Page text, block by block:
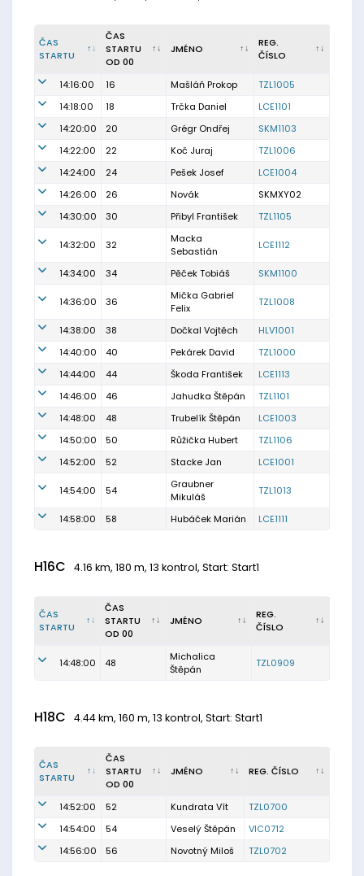
ČAS
STARTU
ČAS
STARTU
OD 00
JMÉNO
REG.
ČÍSLO
14:16:00 16 Mašláň Prokop
TZL1005
14:18:00
18 Trčka Daniel
LCE1101
14:20:00
20 Grégr Ondřej
SKM1103
14:22:00
22 Koč Juraj
TZL1006
14:24:00
24 Pešek Josef
LCE1004
14:26:00
26 Novák
SKMXY02
14:30:00
30 Přibyl František TZL1105
14:32:00 32
Macka
Sebastián
LCE1112
14:34:00 34 Pěček Tobiáš SKM1100
14:36:00 36
Mička Gabriel
Felix
TZL1008
14:38:00 38 Dočkal Vojtěch
HLV1001
14:40:00
40 Pekárek David
TZL1000
14:44:00
44 Škoda František
LCE1113
14:46:00
46 Jahudka Štěpán
TZL1101
14:48:00
48 Trubelík Štěpán
LCE1003
14:50:00
50 Růžička Hubert
TZL1106
14:52:00
52 Stacke Jan LCE1001
14:54:00 54
Graubner
Mikuláš
TZL1013
14:58:00 58 Hubáček Marián LCE1111
H16C 4.16 km, 180 m, 13 kontrol, Start: Start1
ČAS
STARTU
ČAS
STARTU
OD 00
JMÉNO
REG.
ČÍSLO
14:48:00 48
Michalica
Štěpán
TZL0909
H18C 4.44 km, 160 m, 13 kontrol, Start: Start1
ČAS
STARTU
ČAS
STARTU
OD 00
JMÉNO REG. ČÍSLO
14:52:00 52 Kundrata Vít
TZL0700
14:54:00
54 Veselý Štěpán
VIC0712
14:56:00
56 Novotný Miloš TZL0702